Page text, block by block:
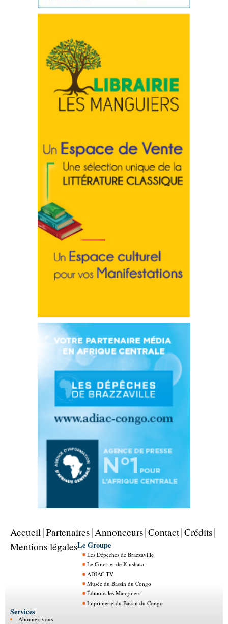
Accueil Partenaires Annonceurs Contact Crédits
Mentions légalesLe Groupe
Les Dépêches de Brazzaville
Le Courrier de Kinshasa
ADIAC TV
Musée du Bassin du Congo
Éditions les Manguiers
Imprimerie du Bassin du Congo
Services
Abonnez-vous